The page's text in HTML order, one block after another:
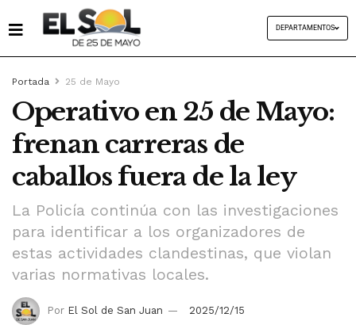
DEPARTAMENTOS
Portada 25 de Mayo
Operativo en 25 de Mayo:
frenan carreras de
caballos fuera de la ley
La Policía continúa con las investigaciones
para identificar a los organizadores de
estas actividades clandestinas, que violan
varias normativas locales.
Por El Sol de San Juan 2025/12/15